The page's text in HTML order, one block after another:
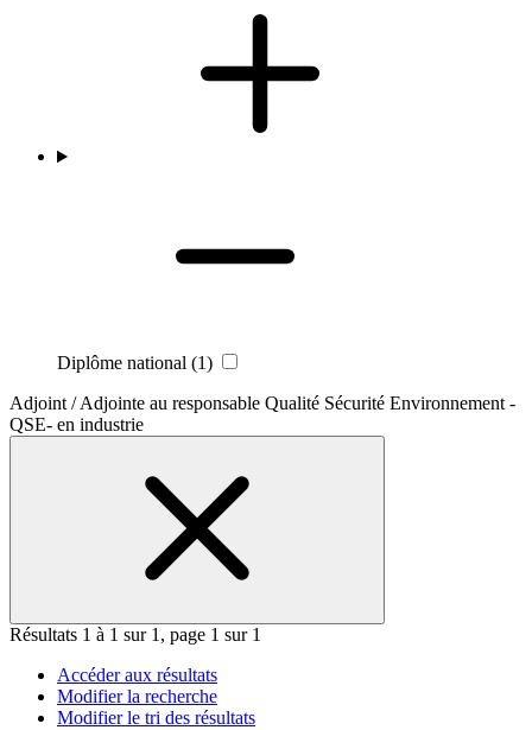
Diplôme national (1)
Adjoint / Adjointe au responsable Qualité Sécurité Environnement -
QSE- en industrie
Résultats 1 à 1 sur 1, page 1 sur 1
Accéder aux résultats
Modifier la recherche
Modifier le tri des résultats